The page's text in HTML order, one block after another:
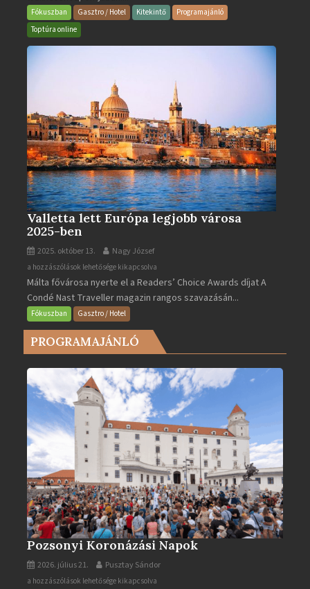
és
Gyógyfürdő
Fókuszban Gasztro / Hotel Kitekintő
Programajánló
Toptúra online
Valletta lett Európa legjobb városa
2025-ben
2025. október 13. Nagy József
Valletta
lett
Európa
legjobb
városa
2025-
bejegyzéshez
a hozzászólások lehetősége kikapcsolva
Málta fővárosa nyerte el a Readers’ Choice Awards díjat A
Condé Nast Traveller magazin rangos szavazásán...
Fókuszban Gasztro / Hotel
PROGRAMAJÁNLÓ
Pozsonyi Koronázási Napok
2026. július 21. Pusztay Sándor
Pozsonyi
a hozzászólások lehetősége kikapcsolva